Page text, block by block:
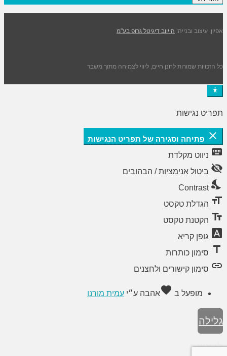
אפיון, עיצוב ובנייה: הייווב דיגיטל גרופ בע"מ
כל הזכויות שמורות לחנן חיים, ליווי לצמיחה מתוך משבר
תפריט נגישות
close פתיחה וסגירה של תפריט הנגישות
keyboard ניווט מקלדת
visibility_off ביטול אנימציות / הבהובים
nights_stay
Contrast
format_size הגדלת טקסט
text_fields הקטנת טקסט
font_download גופן קריא
title סימון כותרות
link סימון קישורים ולחצנים
מופעל ב favoriteאהבה ע״י עמית מורנו
גלילה
לראש